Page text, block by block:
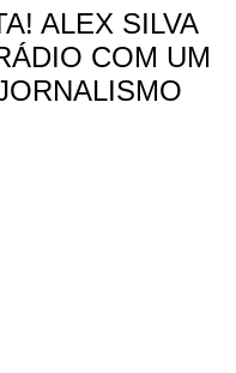
ALEX SILVA
COM UM